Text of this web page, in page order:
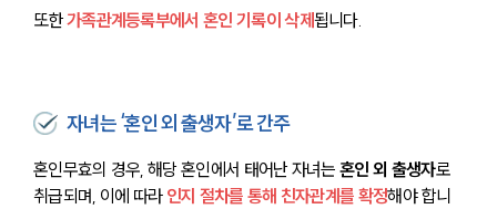
또한 가족관계등록부에서 혼인 기록이 삭제됩니다.
자녀는 ‘혼인 외 출생자’로 간주
혼인무효의 경우, 해당 혼인에서 태어난 자녀는 혼인 외 출생자로
취급되며, 이에 따라 인지 절차를 통해 친자관계를 확정해야 합니